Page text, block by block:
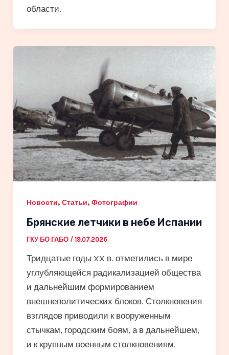
области.
Новости, Статьи, Фотографии
Брянские летчики в небе Испании
ГКУ БО ГАБО / 19.07.2026
Тридцатые годы XX в. отметились в мире
углубляющейся радикализацией общества
и дальнейшим формированием
внешнеполитических блоков. Столкновения
взглядов приводили к вооруженным
стычкам, городским боям, а в дальнейшем,
и к крупным военным столкновениям.